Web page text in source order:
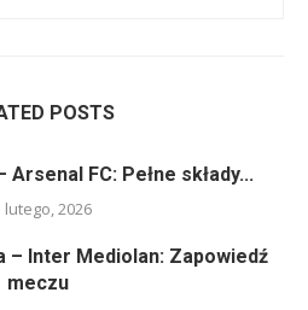
POSTS
Arsenal FC: Pełne składy...
lutego, 2026
– Inter Mediolan: Zapowiedź
meczu